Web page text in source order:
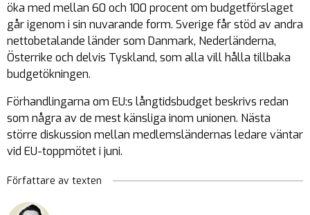
öka med mellan 60 och 100 procent om budgetförslaget
går igenom i sin nuvarande form. Sverige får stöd av andra
nettobetalande länder som Danmark, Nederländerna,
Österrike och delvis Tyskland, som alla vill hålla tillbaka
budgetökningen.
Förhandlingarna om EU:s långtidsbudget beskrivs redan
som några av de mest känsliga inom unionen. Nästa
större diskussion mellan medlemsländernas ledare väntar
vid EU-toppmötet i juni.
Författare av texten